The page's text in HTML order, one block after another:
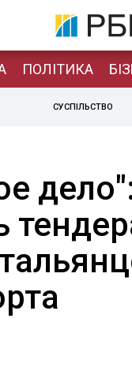
ПОЛІТИКА
СУСПІЛЬСТВО